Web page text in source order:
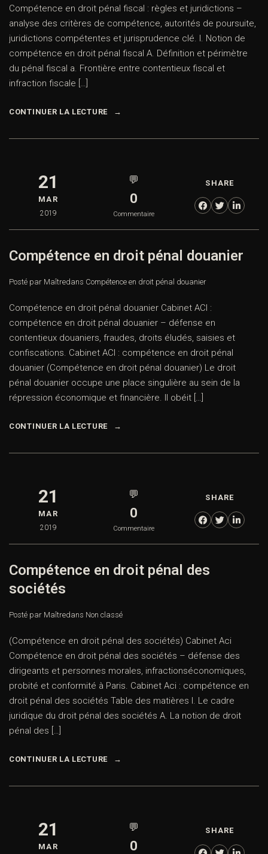
Compétence en droit pénal fiscal : règles et juridictions –
analyse des critères de compétence, autorités de poursuite,
juridictions compétentes et jurisprudence clé. I. Notion de
compétence en droit pénal fiscal A. Définition et périmètre
du pénal fiscal a. Frontière entre contentieux fiscal et
infraction fiscale […]
CONTINUER LA LECTURE
21
MAR
2019
💬
0
Commentaire
SHARE
Compétence en droit pénal douanier
Posté par Maîtredans Compétence en droit pénal douanier
Compétence en droit pénal douanier Cabinet ACI :
compétence en droit pénal douanier – défense en
contentieux douaniers, fraudes, droits éludés, saisies et
confiscations. Cabinet ACI : compétence en droit pénal
douanier (Compétence en droit pénal douanier) Le droit
pénal douanier occupe une place singulière au sein de la
répression économique et financière. Il obéit […]
CONTINUER LA LECTURE
21
MAR
2019
💬
0
Commentaire
SHARE
Compétence en droit pénal des
sociétés
Posté par Maîtredans Non classé
(Compétence en droit pénal des sociétés) Cabinet Aci
Compétence en droit pénal des sociétés – défense des
dirigeants et personnes morales, infractionséconomiques,
probité et conformité à Paris. Cabinet Aci : compétence en
droit pénal des sociétés Table des matières I. Le cadre
juridique du droit pénal des sociétés A. La notion de droit
pénal des […]
CONTINUER LA LECTURE
21
MAR
💬
0
SHARE